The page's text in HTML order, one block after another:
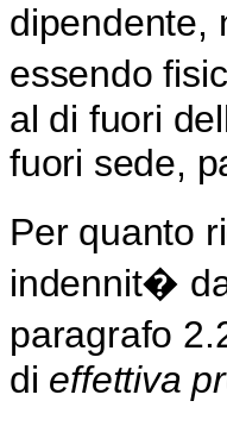
dipendente,
essendo
al di fuori
fuori sede,
Per quanto
indennit�
paragrafo
di effettiva